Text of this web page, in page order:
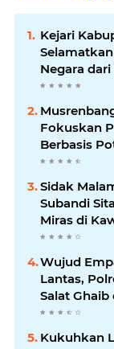
Kejari
Negara
Fokuskan
Berbasis
Optimistis
Efisiensi
Sidak
Subandi
Miras di
Sidoarjo
Wujud
Lantas,
Salat Ghaib
Kukuhkan